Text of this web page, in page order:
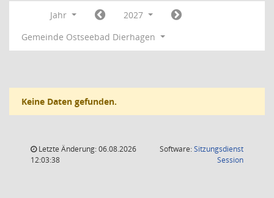
Jahr
2027
Gemeinde Ostseebad Dierhagen
Keine Daten gefunden.
Letzte Änderung: 06.08.2026
12:03:38
Software:Sitzungsdienst
Session(Wird in